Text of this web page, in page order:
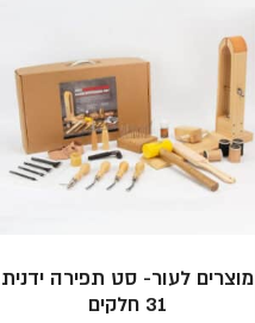
מוצרים לעור- סט תפירה ידנית
31 חלקים